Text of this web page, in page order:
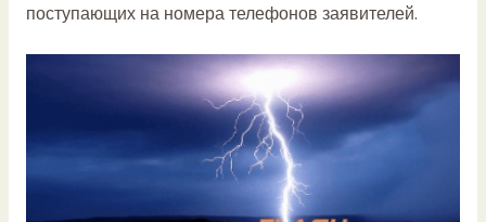
поступающих на номера телефонов заявителей.